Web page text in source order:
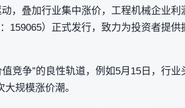
，叠加行业集中涨价，工程机械企业利
159065）正式发行，致力为投资者提供
竞争”的良性轨道，例如5月15日，行业
规模涨价潮。